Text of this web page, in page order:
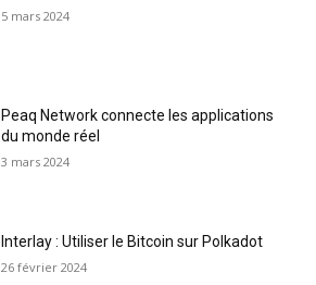
5 mars 2024
Peaq Network connecte les applications
du monde réel
3 mars 2024
Interlay : Utiliser le Bitcoin sur Polkadot
26 février 2024